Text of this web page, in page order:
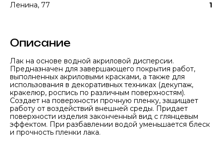
Ленина, 77 1
Описание
Лак на основе водной акриловой дисперсии.
Предназначен для завершающего покрытия работ,
выполненных акриловыми красками, а также для
использования в декоративных техниках (декупаж,
кракелюр, роспись по различным поверхностям).
Создает на поверхности прочную пленку, защищает
работу от воздействий внешней среды. Придает
поверхности изделия законченный вид с глянцевым
эффектом. При разбавлении водой уменьшается блеск
и прочность пленки лака.